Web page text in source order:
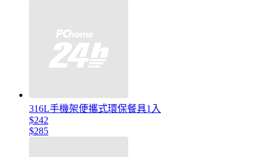
316L手機架便攜式環保餐具1入
$242
$285